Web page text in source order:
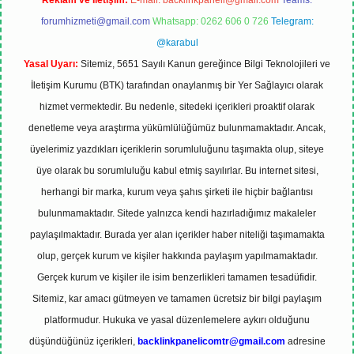
forumhizmeti@gmail.com Whatsapp: 0262 606 0 726 Telegram:
@karabul
Yasal Uyarı: Sitemiz, 5651 Sayılı Kanun gereğince Bilgi Teknolojileri ve
İletişim Kurumu (BTK) tarafından onaylanmış bir Yer Sağlayıcı olarak
hizmet vermektedir. Bu nedenle, sitedeki içerikleri proaktif olarak
denetleme veya araştırma yükümlülüğümüz bulunmamaktadır. Ancak,
üyelerimiz yazdıkları içeriklerin sorumluluğunu taşımakta olup, siteye
üye olarak bu sorumluluğu kabul etmiş sayılırlar. Bu internet sitesi,
herhangi bir marka, kurum veya şahıs şirketi ile hiçbir bağlantısı
bulunmamaktadır. Sitede yalnızca kendi hazırladığımız makaleler
paylaşılmaktadır. Burada yer alan içerikler haber niteliği taşımamakta
olup, gerçek kurum ve kişiler hakkında paylaşım yapılmamaktadır.
Gerçek kurum ve kişiler ile isim benzerlikleri tamamen tesadüfidir.
Sitemiz, kar amacı gütmeyen ve tamamen ücretsiz bir bilgi paylaşım
platformudur. Hukuka ve yasal düzenlemelere aykırı olduğunu
düşündüğünüz içerikleri, backlinkpanelicomtr@gmail.com adresine